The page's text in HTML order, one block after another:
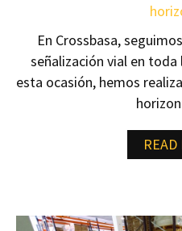
En Crossbasa,
señalización vial en toda
esta ocasión, hemos
READ